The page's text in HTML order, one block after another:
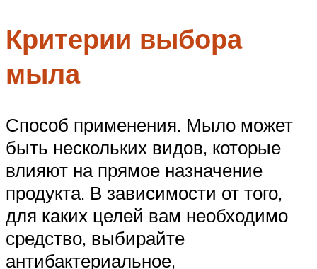
Критерии выбора
мыла
Способ применения. Мыло может
быть нескольких видов, которые
влияют на прямое назначение
продукта. В зависимости от того,
для каких целей вам необходимо
средство, выбирайте
антибактериальное,